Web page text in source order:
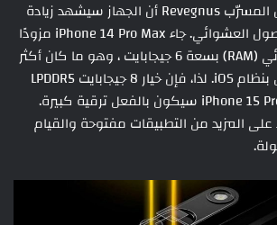
من ناحية أخرى، يقول المسرّب Revegnus أن الجهاز سيشهد زيادة
في سعة ذاكرة الوصول العشوائي. جاء iPhone 14 Pro Max مزودًا
بذاكرة وصول عشوائي (RAM) بسعة 6 جيجابايت ، وهو ما كان أكثر
من كافٍ لجهاز يعمل بنظام iOS. لذا، فإن خيار 8 جيجابايت LPDDR5
المشاع لجهاز iPhone 15 Pro Max سيكون بالفعل ترقية كبيرة.
المزيد من التطبيقات مفتوحة والقيام